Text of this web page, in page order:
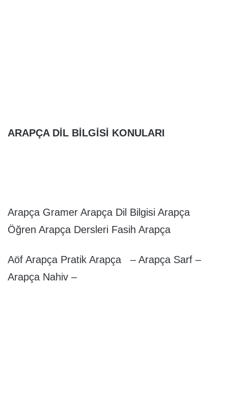
ARAPÇA DİL BİLGİSİ KONULARI
Arapça Gramer Arapça Dil Bilgisi Arapça
Öğren Arapça Dersleri Fasih Arapça
Aöf Arapça Pratik Arapça – Arapça Sarf –
Arapça Nahiv –